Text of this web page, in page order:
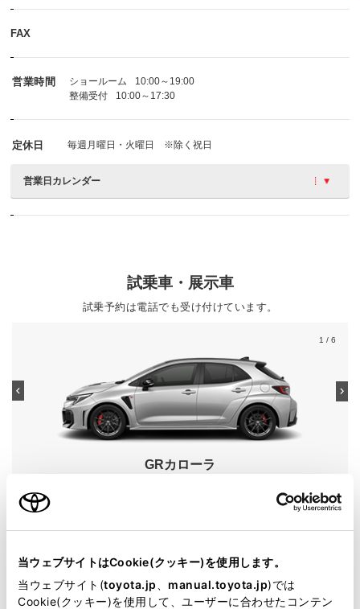
当ウェブサイトはCookie(クッキー)を使用します。
当ウェブサイト(toyota.jp manual.toyota.jp)では
Cookie(クッキー)を使用して、ユーザーに合わせたコンテン
FAX
営業時間 ショールーム
10:00～19:00
整備受付
10:00～17:30
定休日 毎週月曜日・火曜日 ※除く祝日
営業日カレンダー
試乗車・展示車
試乗予約は電話でも受け付けています。
1 / 6
GRカローラ
グレード
カラー プレシャスメタル
エンジンタイプ ガソリン
駆動方式 4WD